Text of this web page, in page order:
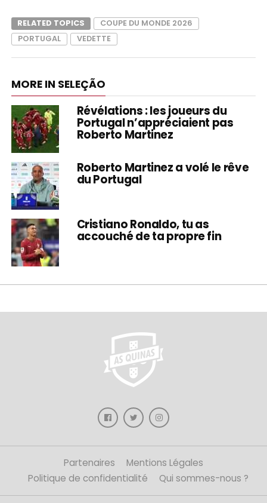
RELATED TOPICS
COUPE DU MONDE 2026
PORTUGAL
VEDETTE
MORE IN SELEÇÃO
Révélations : les joueurs du
Portugal n’appréciaient pas
Roberto Martinez
Roberto Martinez a volé le rêve
du Portugal
Cristiano Ronaldo, tu as
accouché de ta propre fin
Partenaires
Mentions Légales
Politique de confidentialité
Qui sommes-nous ?